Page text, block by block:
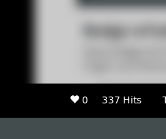
0 337 Hits